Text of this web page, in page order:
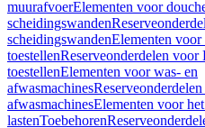
muurafvoerElementen voor
scheidingswanden
scheidingswandenElementen voor
toestellenReserveonderdelen voor
toestellenElementen voor was- en
afwasmachines
afwasmachinesElementen voor
lastenToebehoren